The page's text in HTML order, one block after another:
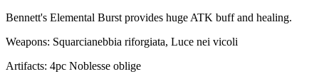
Bennett's Elemental Burst provides huge ATK buff and healing.
Weapons: Squarcianebbia riforgiata, Luce nei vicoli
Artifacts: 4pc Noblesse oblige